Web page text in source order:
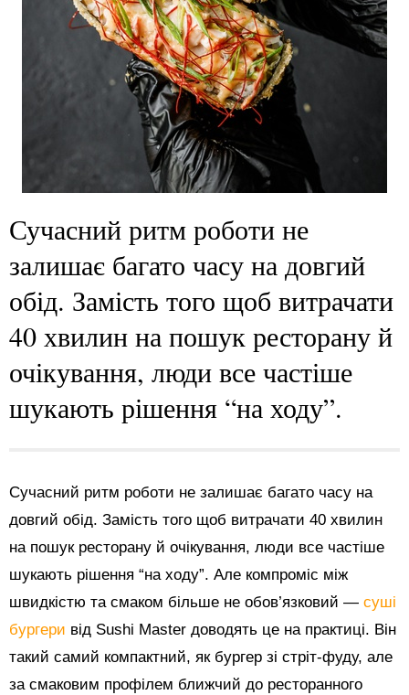
Сучасний ритм роботи не
залишає багато часу на довгий
обід. Замість того щоб витрачати
40 хвилин на пошук ресторану й
очікування, люди все частіше
шукають рішення “на ходу”.
Сучасний ритм роботи не залишає багато часу на
довгий обід. Замість того щоб витрачати 40 хвилин
на пошук ресторану й очікування, люди все частіше
шукають рішення “на ходу”. Але компроміс між
швидкістю та смаком більше не обов’язковий — суші
бургери від Sushi Master доводять це на практиці. Він
такий самий компактний, як бургер зі стріт-фуду, але
за смаковим профілем ближчий до ресторанного